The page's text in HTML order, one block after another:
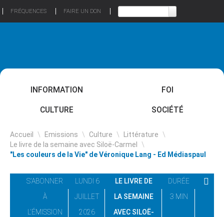
FRÉQUENCES FAIRE UN DON
INFORMATION FOI
CULTURE SOCIÉTÉ
Accueil \ Emissions \ Culture \ Littérature \
Le livre de la semaine avec Siloë-Carmel
\
"Les couleurs de la Vie" de Véronique Lang - Ed Médiaspaul
S'ABONNER
À
L'ÉMISSION
LUNDI 6
JUILLET
2026
LE LIVRE DE
LA SEMAINE
AVEC SILOË-
DURÉE
3 MIN